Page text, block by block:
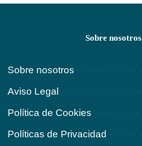
Sobre nosotros
Sobre nosotros
Aviso Legal
Política de Cookies
Políticas de Privacidad